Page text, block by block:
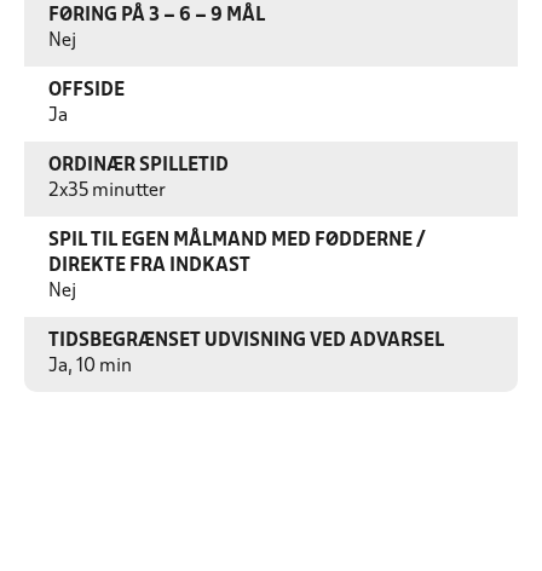
FØRING PÅ 3 – 6 – 9 MÅL
Nej
OFFSIDE
Ja
ORDINÆR SPILLETID
2x35 minutter
SPIL TIL EGEN MÅLMAND MED FØDDERNE /
DIREKTE FRA INDKAST
Nej
TIDSBEGRÆNSET UDVISNING VED ADVARSEL
Ja, 10 min